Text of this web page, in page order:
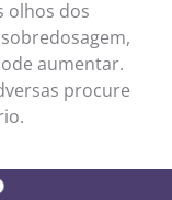
olhos dos
aumentar.
procure